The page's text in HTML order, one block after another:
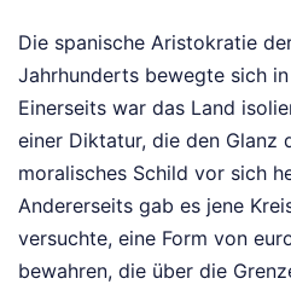
Die spanische Aristokratie
Jahrhunderts bewegte sich
Einerseits war das Land
einer Diktatur, die den Glanz
moralisches Schild vor sich
Andererseits gab es jene
versuchte, eine Form von
bewahren, die über die